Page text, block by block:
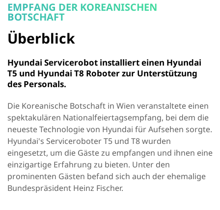
EMPFANG DER KOREANISCHEN
BOTSCHAFT
Überblick
Hyundai Servicerobot installiert einen Hyundai
T5 und Hyundai T8 Roboter zur Unterstützung
des Personals.
Die Koreanische Botschaft in Wien veranstaltete einen
spektakulären Nationalfeiertagsempfang, bei dem die
neueste Technologie von Hyundai für Aufsehen sorgte.
Hyundai's Serviceroboter T5 und T8 wurden
eingesetzt, um die Gäste zu empfangen und ihnen eine
einzigartige Erfahrung zu bieten. Unter den
prominenten Gästen befand sich auch der ehemalige
Bundespräsident Heinz Fischer.